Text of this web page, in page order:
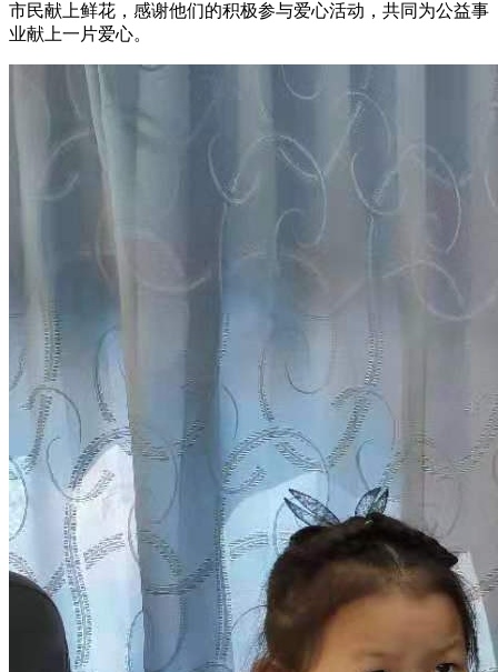
市民献上鲜花，感谢他们的积极参与爱心活动，共同为公益事
业献上一片爱心。